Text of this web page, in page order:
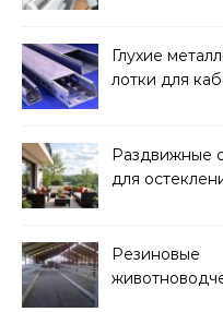
Глухие
лотки для
Раздвижные
для
Резиновые